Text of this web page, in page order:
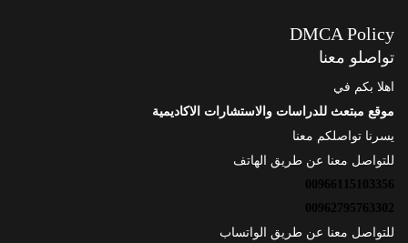
DMCA Policy
تواصلو معنا
اهلا بكم في
موقع مبتعث للدراسات والاستشارات الاكاديمية
يسرنا تواصلكم معنا
للتواصل معنا عن طريق الهاتف
00966115103356
00962795763302
للتواصل معنا عن طريق الواتساب